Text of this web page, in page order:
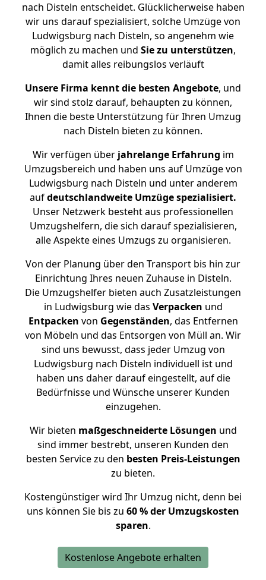
nach Disteln entscheidet. Glücklicherweise haben
wir uns darauf spezialisiert, solche Umzüge von
Ludwigsburg nach Disteln, so angenehm wie
möglich zu machen und Sie zu unterstützen,
damit alles reibungslos verläuft
Unsere Firma kennt die besten Angebote, und
wir sind stolz darauf, behaupten zu können,
Ihnen die beste Unterstützung für Ihren Umzug
nach Disteln bieten zu können.
Wir verfügen überjahrelange Erfahrung im
Umzugsbereich und haben uns auf Umzüge von
Ludwigsburg nach Disteln und unter anderem
aufdeutschlandweite Umzüge spezialisiert.
Unser Netzwerk besteht aus professionellen
Umzugshelfern, die sich darauf spezialisieren,
alle Aspekte eines Umzugs zu organisieren.
Von der Planung über den Transport bis hin zur
Einrichtung Ihres neuen Zuhause in Disteln.
Die Umzugshelfer bieten auch Zusatzleistungen
in Ludwigsburg wie das Verpacken und
Entpacken von Gegenständen, das Entfernen
von Möbeln und das Entsorgen von Müll an. Wir
sind uns bewusst, dass jeder Umzug von
Ludwigsburg nach Disteln individuell ist und
haben uns daher darauf eingestellt, auf die
Bedürfnisse und Wünsche unserer Kunden
einzugehen.
Wir bieten maßgeschneiderte Lösungen und
sind immer bestrebt, unseren Kunden den
besten Service zu den besten Preis-Leistungen
zu bieten.
Kostengünstiger wird Ihr Umzug nicht, denn bei
uns können Sie bis zu 60 % der Umzugskosten
sparen.
Kostenlose Angebote erhalten